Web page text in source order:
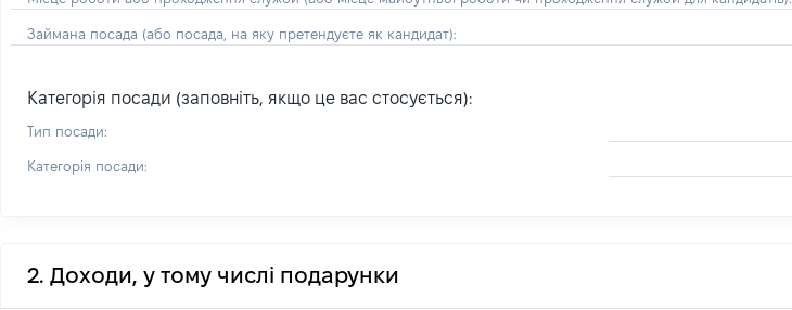
Займана посада (або посада, на яку претендуєте як кандидат):
Категорія посади (заповніть, якщо це вас стосується):
Тип посади:
Категорія посади:
2. Доходи, у тому числі подарунки